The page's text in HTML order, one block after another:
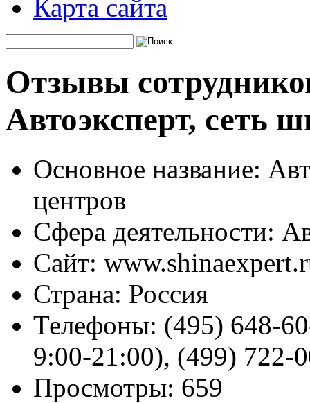
Карта сайта
Отзывы
Автоэксперт, сеть
Основное название:
центров
Сфера деятельности:
Сайт:
Страна: Россия
Телефоны: (495) 648-
9:00-21:00), (499) 722-
Просмотры: 659